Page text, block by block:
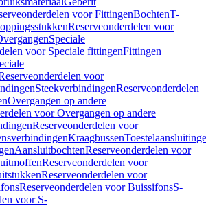
voor FittingenBochtenT-
Reserveonderdelen voor
Speciale
voor Speciale fittingenFittingen
voor
SteekverbindingenReserveonderdelen
Overgangen op andere
voor Overgangen op andere
Reserveonderdelen voor
Kraagbussen
AansluitbochtenReserveonderdelen voor
Reserveonderdelen voor
Reserveonderdelen voor
Reserveonderdelen voor BuissifonsS-
voor S-